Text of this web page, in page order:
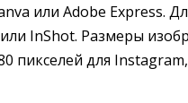
или Adobe Express.
InShot. Размеры
пикселей для